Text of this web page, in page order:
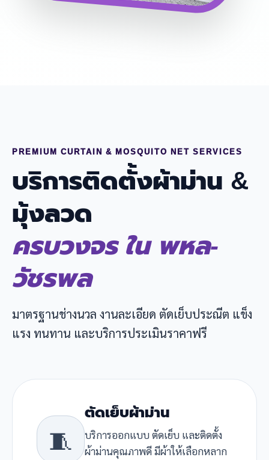
PREMIUM CURTAIN & MOSQUITO NET SERVICES
บริการติดตั้งผ้าม่าน &
มุ้งลวด
ครบวงจร ใน พหล-
วัชรพล
มาตรฐานช่างนวล งานละเอียด ตัดเย็บประณีต แข็ง
แรง ทนทาน และบริการประเมินราคาฟรี
🧵
ตัดเย็บผ้าม่าน
บริการออกแบบ ตัดเย็บ และติดตั้ง
ผ้าม่านคุณภาพดี มีผ้าให้เลือกหลาก